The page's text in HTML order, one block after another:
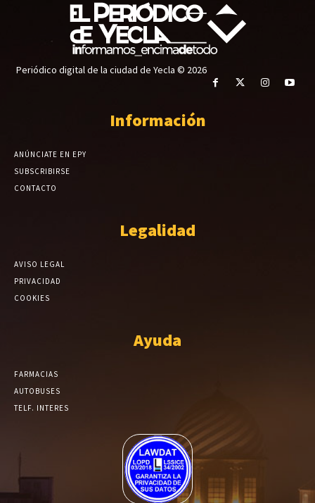
Periódico digital de la ciudad de Yecla © 2026
Información
ANÚNCIATE EN EPY
SUBSCRIBIRSE
CONTACTO
Legalidad
AVISO LEGAL
PRIVACIDAD
COOKIES
Ayuda
FARMACIAS
AUTOBUSES
TELF. INTERES